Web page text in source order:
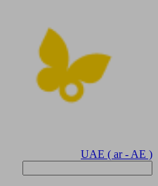
UAE ( ar - AE )